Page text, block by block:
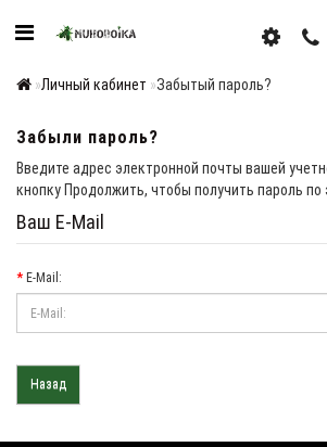
Личный кабинет Забытый пароль?
Забыли пароль?
Введите адрес электронной почты вашей
кнопку Продолжить, чтобы получить пароль по
Ваш E-Mail
E-Mail:
Назад